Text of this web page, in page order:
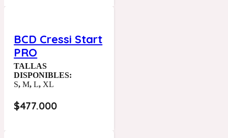
BCD Cressi Start
PRO
TALLAS
DISPONIBLES:
S,M,L, XL
$477.000